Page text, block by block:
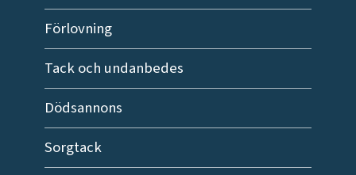
Förlovning
Tack och undanbedes
Dödsannons
Sorgtack